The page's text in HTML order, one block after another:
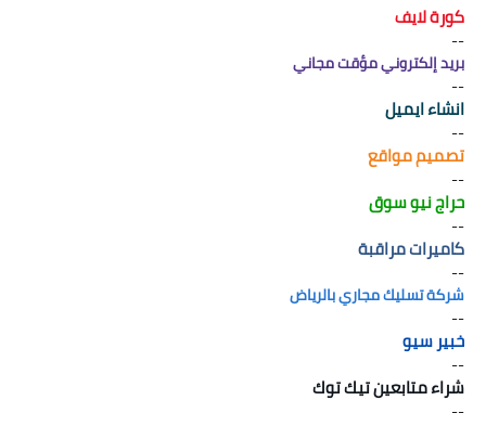
كورة لايف
--
بريد إلكتروني مؤقت مجاني
--
انشاء ايميل
--
تصميم مواقع
--
حراج نيو سوق
--
كاميرات مراقبة
--
شركة تسليك مجاري بالرياض
--
خبير سيو
--
شراء متابعين تيك توك
--